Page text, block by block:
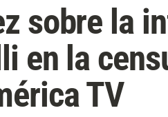
sobre la
en la
TV